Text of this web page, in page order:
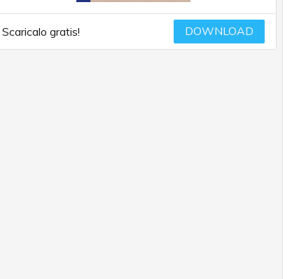
Scaricalo gratis! DOWNLOAD